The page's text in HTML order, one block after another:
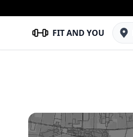
FIT AND YOU